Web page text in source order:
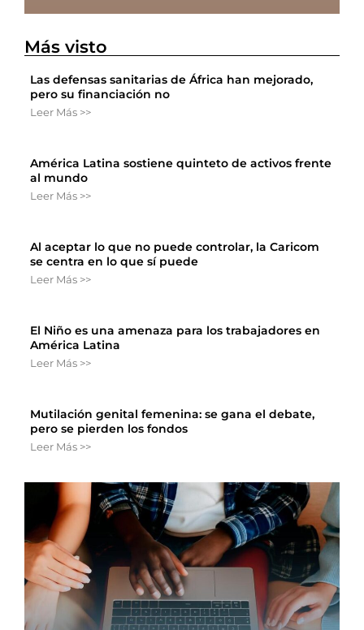
Más visto
Las defensas sanitarias de África han mejorado,
pero su financiación no
Leer Más >>
América Latina sostiene quinteto de activos frente
al mundo
Leer Más >>
Al aceptar lo que no puede controlar, la Caricom
se centra en lo que sí puede
Leer Más >>
El Niño es una amenaza para los trabajadores en
América Latina
Leer Más >>
Mutilación genital femenina: se gana el debate,
pero se pierden los fondos
Leer Más >>